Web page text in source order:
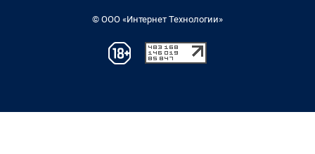
© ООО «Интернет Технологии»